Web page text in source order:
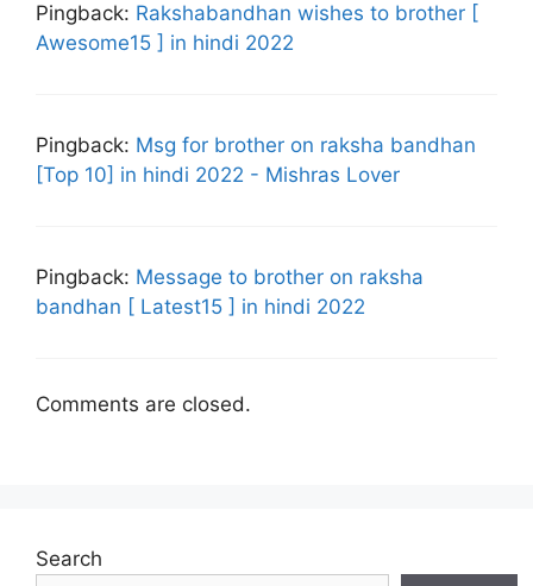
Pingback: Rakshabandhan wishes to brother [
Awesome15 ] in hindi 2022
Pingback: Msg for brother on raksha bandhan
[Top 10] in hindi 2022 - Mishras Lover
Pingback: Message to brother on raksha
bandhan [ Latest15 ] in hindi 2022
Comments are closed.
Search